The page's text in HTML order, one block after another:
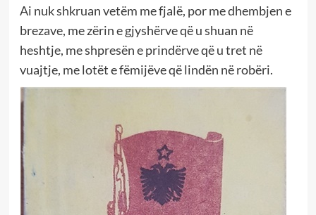
Ai nuk shkruan vetëm me fjalë, por me dhembjen e
brezave, me zërin e gjyshërve që u shuan në
heshtje, me shpresën e prindërve që u tret në
vuajtje, me lotët e fëmijëve që lindën në robëri.